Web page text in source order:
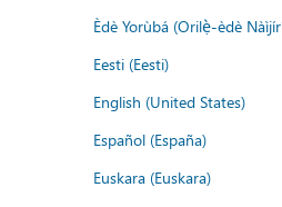
Èdè Yorùbá (Orilẹ̀-èdè
Eesti (Eesti)
English (United States)
Español (España)
Euskara (Euskara)